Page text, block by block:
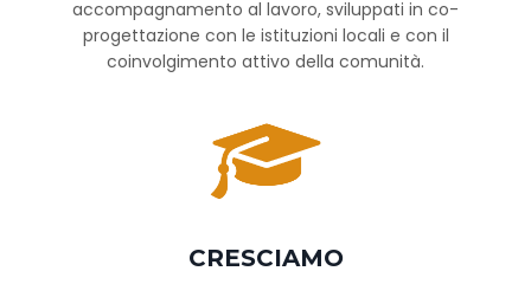
accompagnamento al lavoro, sviluppati in co-
progettazione con le istituzioni locali e con il
coinvolgimento attivo della comunità.
CRESCIAMO